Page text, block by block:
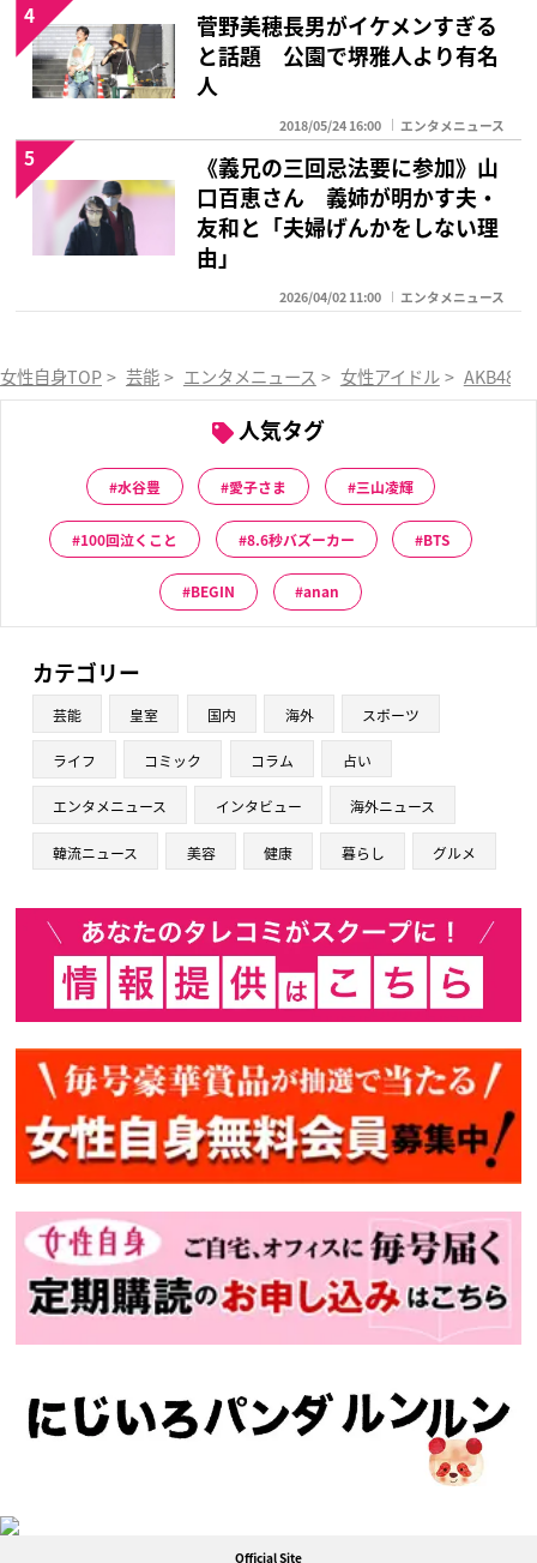
菅野美穂長男がイケメンすぎる
と話題 公園で堺雅人より有名
人
2018/05/24 16:00 エンタメニュース
4
《義兄の三回忌法要に参加》山
口百恵さん 義姉が明かす夫・
友和と「夫婦げんかをしない理
由」
2026/04/02 11:00 エンタメニュース
5
女性自身TOP > 芸能 > エンタメニュース > 女性アイドル > AKB48
人気タグ
水谷豊 愛子さま 三山凌輝
100回泣くこと 8.6秒バズーカー BTS
BEGIN anan
カテゴリー
芸能 皇室 国内 海外 スポーツ
ライフ コミック コラム 占い
エンタメニュース インタビュー 海外ニュース
韓流ニュース 美容 健康 暮らし グルメ
Official Site